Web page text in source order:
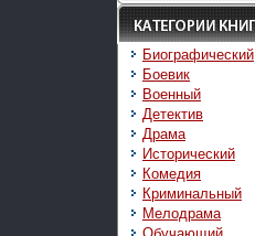
Биографический
Боевик
Военный
Детектив
Драма
Исторический
Комедия
Криминальный
Мелодрама